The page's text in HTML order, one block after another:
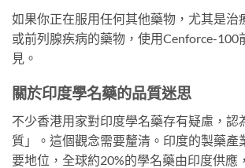
如果你正在服用任何其他藥物，尤其是治
或前列腺疾病的藥物，使用Cenforce-100
見。
關於印度學名藥的品質迷思
不少香港用家對印度學名藥存有疑慮，認
質」。這個觀念需要釐清。印度的製藥產
要地位，全球約20%的學名藥由印度供應